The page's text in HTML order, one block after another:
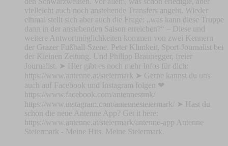
vielleicht auch noch anstehende Transfers angeht. Wieder
einmal stellt sich aber auch die Frage: „was kann diese Truppe
dann in der anstehenden Saison erreichen?“ – Diese und
weitere Antwortmöglichkeiten kommen von zwei Kennern
der Grazer Fußball-Szene. Peter Klimkeit, Sport-Journalist bei
der Kleinen Zeitung. Und Philipp Braunegger, freier
Journalist. ➤ Hier gibt es noch mehr Infos für dich:
https://www.antenne.at/steiermark ➤ Gerne kannst du uns
auch auf Facebook und Instagram folgen ❤
https://www.facebook.com/antennestmk/
https://www.instagram.com/antennesteiermark/ ➤ Hast du
schon die neue Antenne App? Get it here:
https://www.antenne.at/steiermark/antenne-app Antenne
Steiermark - Meine Hits. Meine Steiermark.